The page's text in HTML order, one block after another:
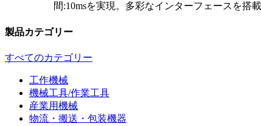
間:10msを実現。多彩なインターフェースを搭
製品カテゴリー
すべてのカテゴリー
工作機械
機械工具/作業工具
産業用機械
物流・搬送・包装機器